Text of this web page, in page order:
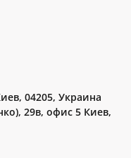
04205, Украина
29в, офис 5 Киев,